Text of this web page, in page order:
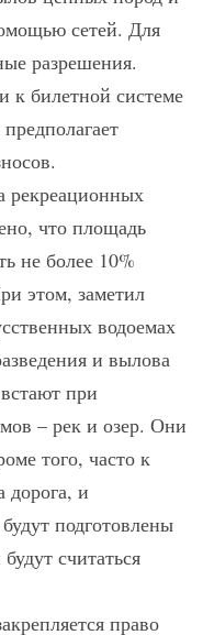
сетей. Для
разрешения.
к билетной системе
рекреационных
что площадь
не более 10%
этом, заметил
водоемах
и вылова
при
– рек и озер. Они
того, часто к
дорога, и
подготовлены
считаться
право